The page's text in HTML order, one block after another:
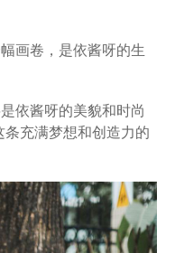
画卷，是依酱呀的生
依酱呀的美貌和时尚
充满梦想和创造力的